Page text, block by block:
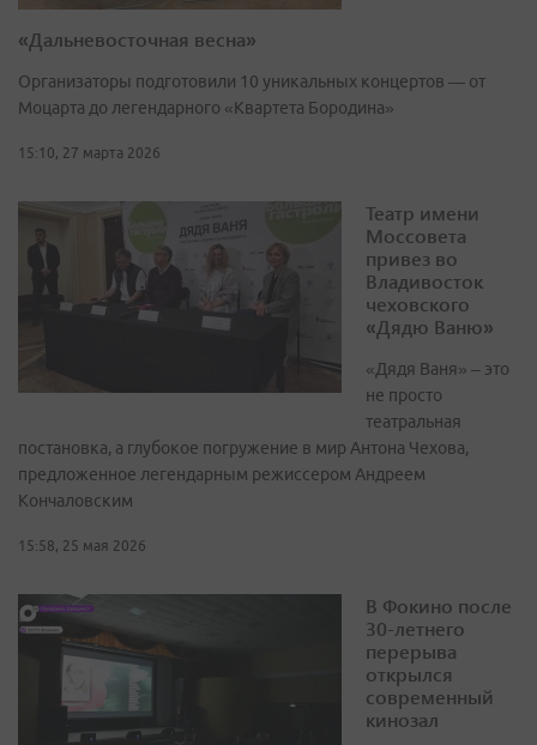
«Дальневосточная весна»
Организаторы подготовили 10 уникальных концертов — от
Моцарта до легендарного «Квартета Бородина»
15:10, 27 марта 2026
Театр имени
Моссовета
привез во
Владивосток
чеховского
«Дядю Ваню»
«Дядя Ваня» – это
не просто
театральная
постановка, а глубокое погружение в мир Антона Чехова,
предложенное легендарным режиссером Андреем
Кончаловским
15:58, 25 мая 2026
В Фокино после
30-летнего
перерыва
открылся
современный
кинозал